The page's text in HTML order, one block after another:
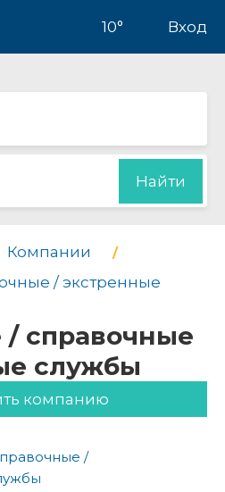
10° Вход
Найти
Компании
/ экстренные
справочные
службы
компанию
/